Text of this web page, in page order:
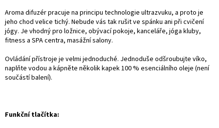
Aroma difuzér pracuje na principu technologie ultrazvuku, a proto je
jeho chod velice tichý. Nebude vás tak rušit ve spánku ani při cvičení
jógy. Je vhodný pro ložnice, obývací pokoje, kanceláře, jóga kluby,
fitness a SPA centra, masážní salony.
Ovládání přístroje je velmi jednoduché. Jednoduše odšroubujte víko,
naplňte vodou a kápněte několik kapek 100 % esenciálního oleje (není
součástí balení).
Funkční tlačítka: